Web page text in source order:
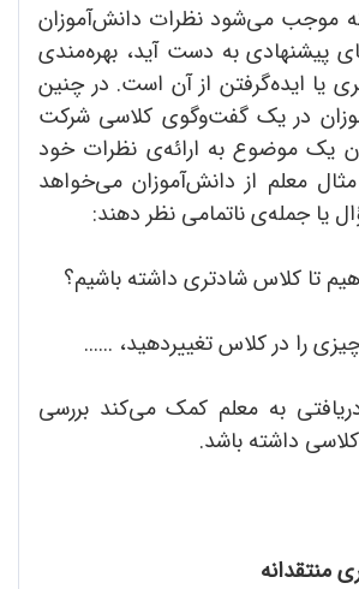
که موجب می‌شود نظرات دانش‌آموزان
پیشنهادی به دست آید، بهره‌مندی
یا ایده‌گرفتن از آن است. در چنین
در یک گفت‌وگوی کلاسی شرکت
یک موضوع به ارائه‌ی نظرات خود
مثال معلم از دانش‌آموزان می‌خواهد
یا جمله‌ی ناتمامی نظر دهند:
تا کلاس شادتری داشته باشیم؟
را در کلاس تغییردهید، ......
به معلم کمک می‌کند بررسی
داشته باشد.
منتقدانه